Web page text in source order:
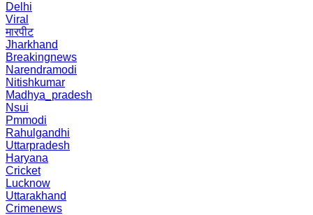
Delhi
Viral
मारपीट
Jharkhand
Breakingnews
Narendramodi
Nitishkumar
Madhya_pradesh
Nsui
Pmmodi
Rahulgandhi
Uttarpradesh
Haryana
Cricket
Lucknow
Uttarakhand
Crimenews